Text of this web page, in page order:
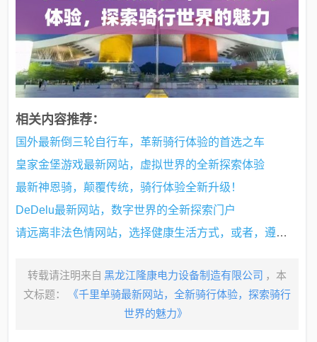
相关内容推荐：
国外最新倒三轮自行车，革新骑行体验的首选之车
皇家金堡游戏最新网站，虚拟世界的全新探索体验
最新神恩骑，颠覆传统，骑行体验全新升级！
DeDelu最新网站，数字世界的全新探索门户
请远离非法色情网站，选择健康生活方式，或者，遵守法律道德，远离色情网站，寻找健康娱乐方式
转载请注明来自 黑龙江隆康电力设备制造有限公司 ，本
文标题：
《千里单骑最新网站，全新骑行体验，探索骑行
世界的魅力》